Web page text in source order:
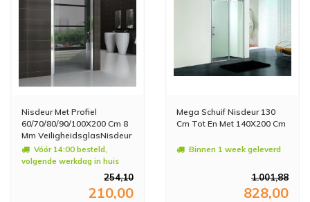
Nisdeur Met Profiel
60/70/80/90/100X200 Cm 8
Mm VeiligheidsglasNisdeur
Met Profiel
60/70/80/90/100X202 Cm 8
Vóór 14:00 besteld,
volgende werkdag in huis
254,10
210,00
Mega Schuif Nisdeur 130
Cm Tot En Met 140X200 Cm
Binnen 1 week geleverd
1.001,88
828,00